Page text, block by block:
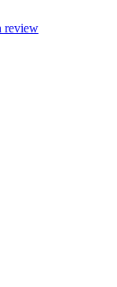
review